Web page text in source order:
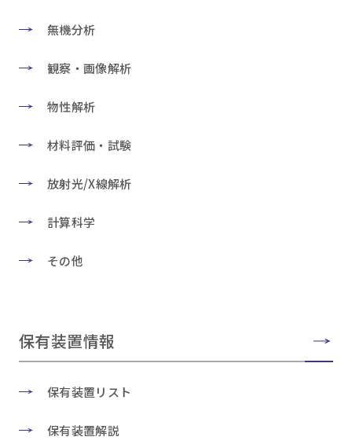
無機分析
観察・画像解析
物性解析
材料評価・試験
放射光/X線解析
計算科学
その他
保有装置情報
保有装置リスト
保有装置解説